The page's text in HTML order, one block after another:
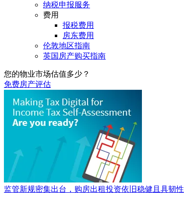
纳税申报服务
费用
报税费用
房东费用
伦敦地区指南
英国房产购买指南
您的物业市场估值多少？
免费房产评估
监管新规密集出台，购房出租投资依旧稳健且具韧性